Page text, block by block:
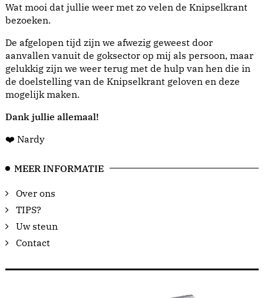
Wat mooi dat jullie weer met zo velen de Knipselkrant
bezoeken.
De afgelopen tijd zijn we afwezig geweest door
aanvallen vanuit de goksector op mij als persoon, maar
gelukkig zijn we weer terug met de hulp van hen die in
de doelstelling van de Knipselkrant geloven en deze
mogelijk maken.
Dank jullie allemaal!
❤️ Nardy
MEER INFORMATIE
Over ons
TIPS?
Uw steun
Contact